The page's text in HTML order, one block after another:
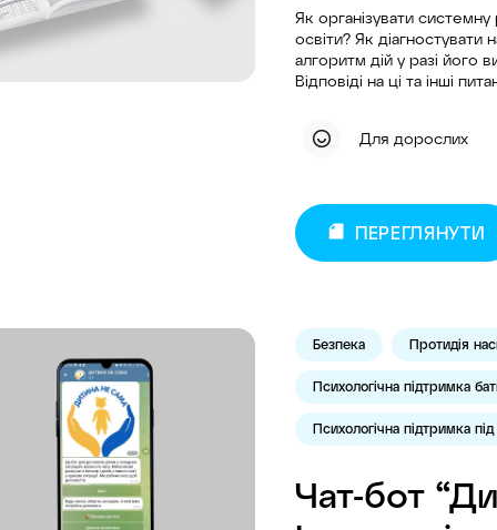
Як організувати системну
освіти? Як діагностувати
алгоритм дій у разі його
Відповіді на ці та інші
Для дорослих
ПЕРЕГЛЯНУТИ
Безпека Протидія
Психологічна підтримка
Психологічна підтримка
Чат-бот